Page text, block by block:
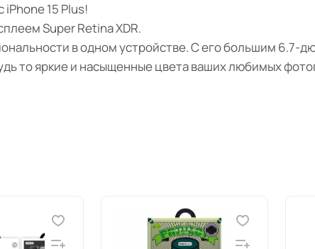
15 Plus!
Super Retina XDR.
в одном устройстве. С его большим 6.7-
то яркие и насыщенные цвета ваших любимых